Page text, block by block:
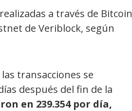
a través de Bitcoin
de Veriblock, según
transacciones se
después del fin de la
en 239.354 por día,